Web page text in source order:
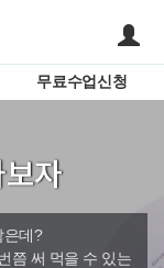
비스안내
사소개
사소개
어린이
영자신
무료수업신청
자
은데?
쯤 써 먹을 수 있는